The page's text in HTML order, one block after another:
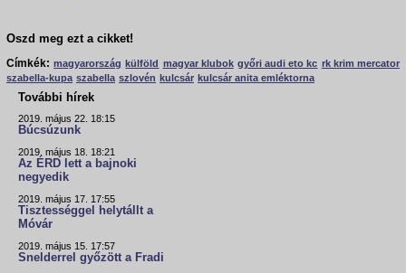
Oszd meg ezt a cikket!
Címkék: magyarország külföld magyar klubok győri audi eto kc rk krim mercator
szabella-kupa szabella szlovén kulcsár kulcsár anita emléktorna
További hírek
2019. május 22. 18:15
Búcsúzunk
2019. május 18. 18:21
Az ÉRD lett a bajnoki
negyedik
2019. május 17. 17:55
Tisztességgel helytállt a
Móvár
2019. május 15. 17:57
Snelderrel győzött a Fradi